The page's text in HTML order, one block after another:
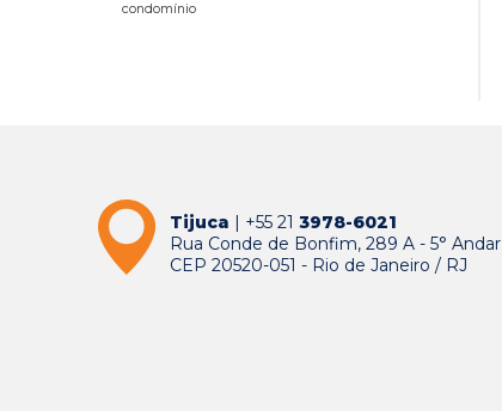
condomínio
Tijuca | +55 21 3978-6021
Rua Conde de Bonfim, 289 A - 5° Andar
CEP 20520-051 - Rio de Janeiro / RJ